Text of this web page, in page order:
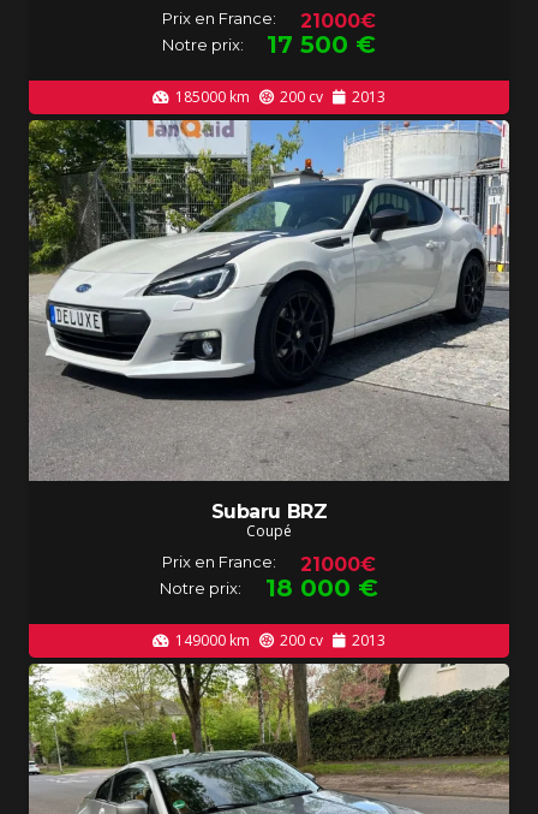
Prix en France: 21000€
Notre prix: 17 500 €
185000 km 200cv 2013
Subaru BRZ
Coupé
Prix en France: 21000€
Notre prix: 18 000 €
149000 km 200cv 2013